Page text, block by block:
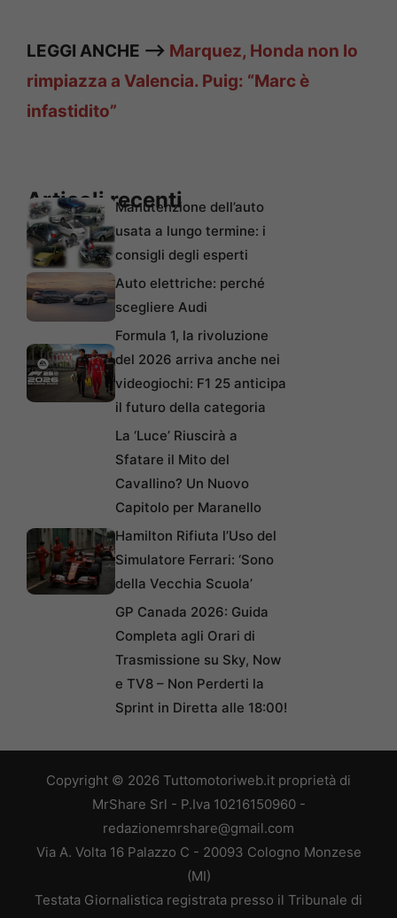
LEGGI ANCHE —> Marquez, Honda non lo
rimpiazza a Valencia. Puig: “Marc è
infastidito”
Articoli recentiManutenzione dell’auto
usata a lungo termine: i
consigli degli esperti
Auto elettriche: perché
scegliere Audi
Formula 1, la rivoluzione
del 2026 arriva anche nei
videogiochi: F1 25 anticipa
il futuro della categoria
La ‘Luce’ Riuscirà a
Sfatare il Mito del
Cavallino? Un Nuovo
Capitolo per Maranello
Hamilton Rifiuta l’Uso del
Simulatore Ferrari: ‘Sono
della Vecchia Scuola’
GP Canada 2026: Guida
Completa agli Orari di
Trasmissione su Sky, Now
e TV8 – Non Perderti la
Sprint in Diretta alle 18:00!
Copyright © 2026 Tuttomotoriweb.it proprietà di
MrShare Srl - P.Iva 10216150960 -
redazionemrshare@gmail.com
Via A. Volta 16 Palazzo C - 20093 Cologno Monzese
(MI)
Testata Giornalistica registrata presso il Tribunale di